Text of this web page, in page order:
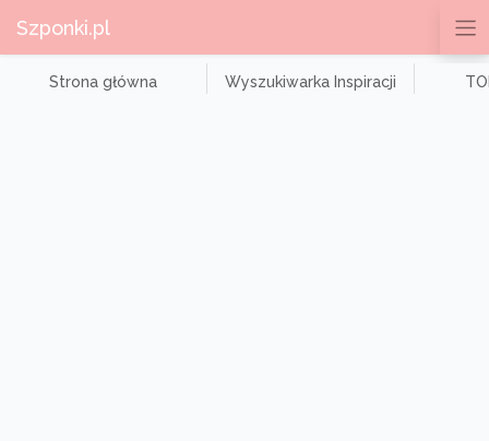
Szponki.pl
Strona główna Wyszukiwarka Inspiracji